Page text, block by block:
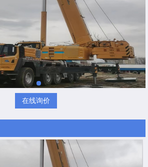
在线询价